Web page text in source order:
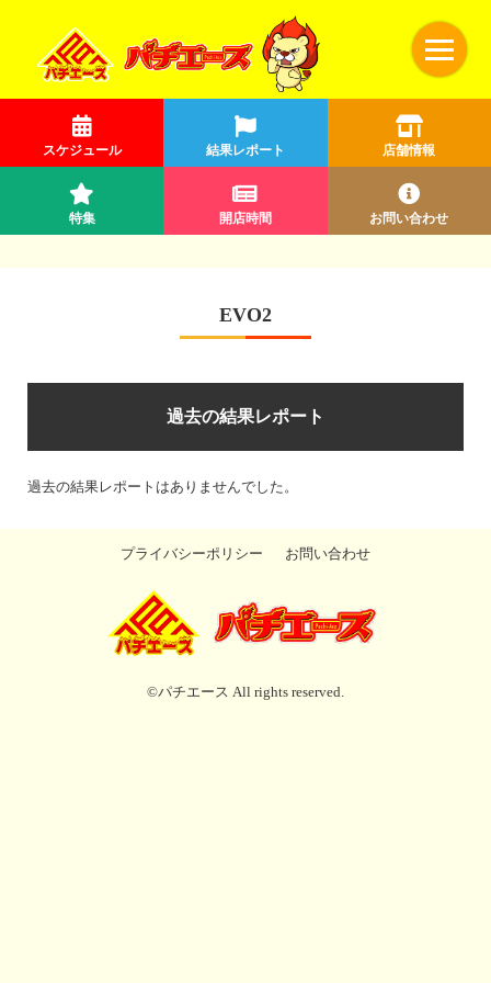
スケジュール 結果レポート 店舗情報
特集 開店時間 お問い合わせ
EVO2
過去の結果レポート
過去の結果レポートはありませんでした。
プライバシーポリシー お問い合わせ
©パチエース All rights reserved.